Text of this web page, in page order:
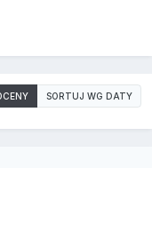
SORTUJ WG DATY